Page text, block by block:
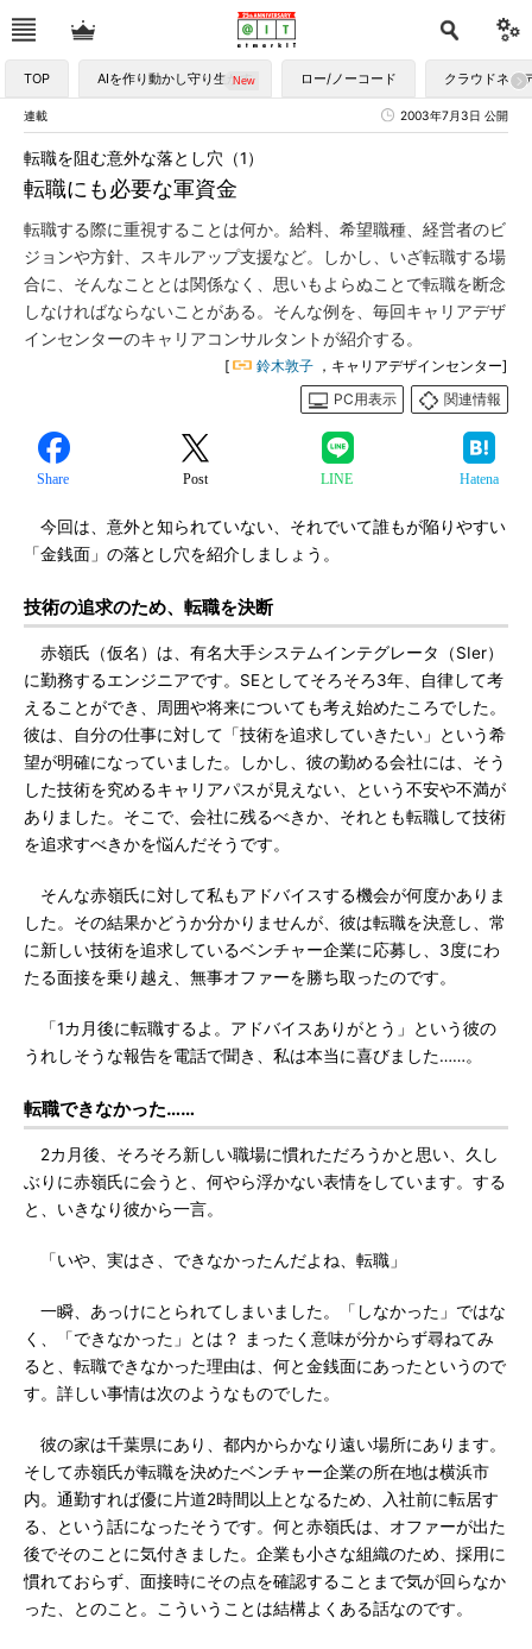
TOP AIを作り動かし守り生かす ロー/ノーコード クラウドネイ
連載 2003年7月3日 公開
転職にも必要な軍資金
転職を阻む意外な落とし穴（1）
転職する際に重視することは何か。給料、希望職種、経営者のビ
ジョンや方針、スキルアップ支援など。しかし、いざ転職する場
合に、そんなこととは関係なく、思いもよらぬことで転職を断念
しなければならないことがある。そんな例を、毎回キャリアデザ
インセンターのキャリアコンサルタントが紹介する。
[ 鈴木敦子 ，キャリアデザインセンター]
PC用表示
関連情報
Share Post LINE Hatena
今回は、意外と知られていない、それでいて誰もが陥りやすい
「金銭面」の落とし穴を紹介しましょう。
技術の追求のため、転職を決断
赤嶺氏（仮名）は、有名大手システムインテグレータ（SIer）
に勤務するエンジニアです。SEとしてそろそろ3年、自律して考
えることができ、周囲や将来についても考え始めたころでした。
彼は、自分の仕事に対して「技術を追求していきたい」という希
望が明確になっていました。しかし、彼の勤める会社には、そう
した技術を究めるキャリアパスが見えない、という不安や不満が
ありました。そこで、会社に残るべきか、それとも転職して技術
を追求すべきかを悩んだそうです。
そんな赤嶺氏に対して私もアドバイスする機会が何度かありま
した。その結果かどうか分かりませんが、彼は転職を決意し、常
に新しい技術を追求しているベンチャー企業に応募し、3度にわ
たる面接を乗り越え、無事オファーを勝ち取ったのです。
「1カ月後に転職するよ。アドバイスありがとう」という彼の
うれしそうな報告を電話で聞き、私は本当に喜びました……。
転職できなかった……
2カ月後、そろそろ新しい職場に慣れただろうかと思い、久し
ぶりに赤嶺氏に会うと、何やら浮かない表情をしています。する
と、いきなり彼から一言。
「いや、実はさ、できなかったんだよね、転職」
一瞬、あっけにとられてしまいました。「しなかった」ではな
く、「できなかった」とは？ まったく意味が分からず尋ねてみ
ると、転職できなかった理由は、何と金銭面にあったというので
す。詳しい事情は次のようなものでした。
彼の家は千葉県にあり、都内からかなり遠い場所にあります。
そして赤嶺氏が転職を決めたベンチャー企業の所在地は横浜市
内。通勤すれば優に片道2時間以上となるため、入社前に転居す
る、という話になったそうです。何と赤嶺氏は、オファーが出た
後でそのことに気付きました。企業も小さな組織のため、採用に
慣れておらず、面接時にその点を確認することまで気が回らなか
った、とのこと。こういうことは結構よくある話なのです。